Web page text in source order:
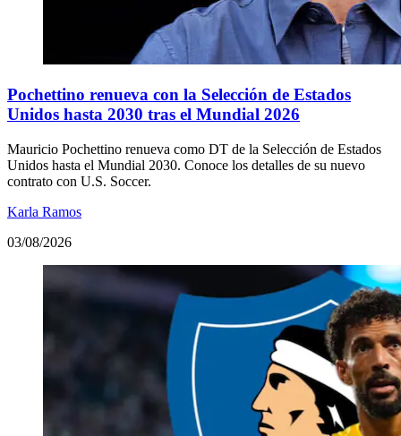
Pochettino renueva con la Selección de Estados
Unidos hasta 2030 tras el Mundial 2026
Mauricio Pochettino renueva como DT de la Selección de Estados
Unidos hasta el Mundial 2030. Conoce los detalles de su nuevo
contrato con U.S. Soccer.
Karla Ramos
03/08/2026